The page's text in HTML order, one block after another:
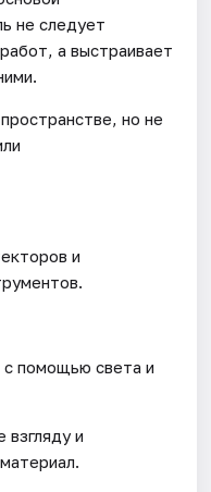
не следует
а выстраивает
но не
и
помощью света и
взгляду и